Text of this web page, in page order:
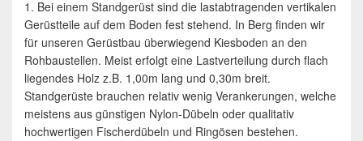
1. Bei einem Standgerüst sind die lastabtragenden vertikalen
Gerüstteile auf dem Boden fest stehend. In Berg finden wir
für unseren Gerüstbau überwiegend Kiesboden an den
Rohbaustellen. Meist erfolgt eine Lastverteilung durch flach
liegendes Holz z.B. 1,00m lang und 0,30m breit.
Standgerüste brauchen relativ wenig Verankerungen, welche
meistens aus günstigen Nylon-Dübeln oder qualitativ
hochwertigen Fischerdübeln und Ringösen bestehen.